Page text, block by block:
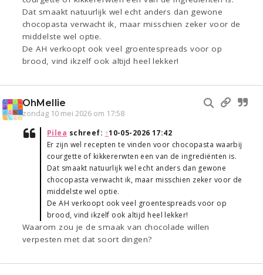
Dat smaakt natuurlijk wel echt anders dan gewone
chocopasta verwacht ik, maar misschien zeker voor de
middelste wel optie.
De AH verkoopt ook veel groentespreads voor op
brood, vind ikzelf ook altijd heel lekker!
OhMellie
zondag 10 mei 2026 om 17:58
Pilea schreef: ↑10-05-2026 17:42
Er zijn wel recepten te vinden voor chocopasta waarbij
courgette of kikkererwten een van de ingrediënten is.
Dat smaakt natuurlijk wel echt anders dan gewone
chocopasta verwacht ik, maar misschien zeker voor de
middelste wel optie.
De AH verkoopt ook veel groentespreads voor op
brood, vind ikzelf ook altijd heel lekker!
Waarom zou je de smaak van chocolade willen
verpesten met dat soort dingen?